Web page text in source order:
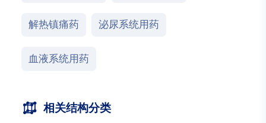
解热镇痛药 泌尿系统用药
血液系统用药
相关结构分类